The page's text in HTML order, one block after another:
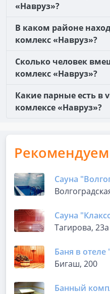
«Навруз»?
В каком районе
комлекс «Навруз»?
Сколько человек
комлекс «Навруз»?
Какие парные есть в
комлексе «Навруз»?
Сауна
Сауна
Тагирова, 23а
Баня в
Бигаш, 200
Банный